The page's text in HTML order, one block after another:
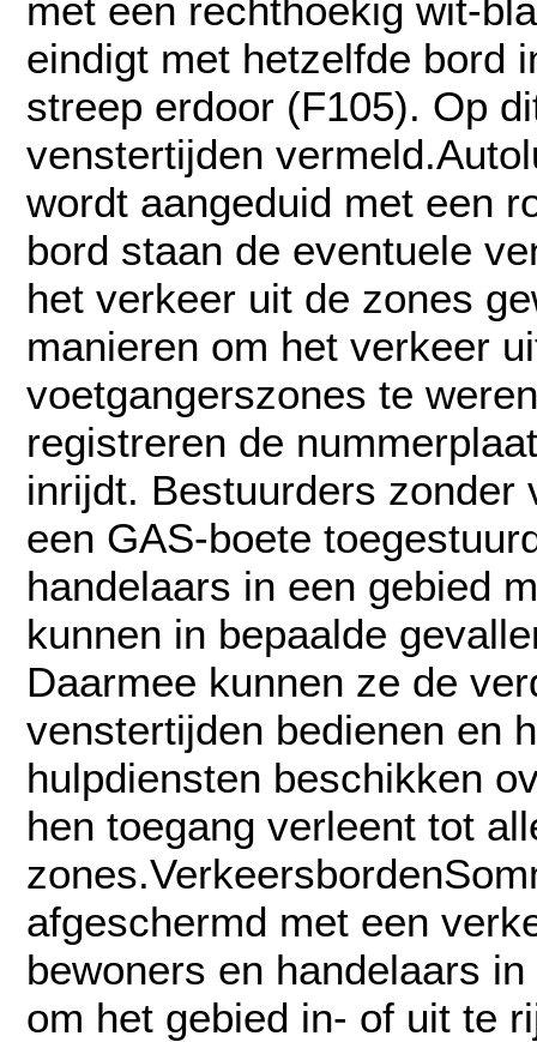
met een rechthoekig wit-
eindigt met hetzelfde bord
streep erdoor (F105). Op
venstertijden
wordt aangeduid met een
bord staan de eventuele
het verkeer uit de zones
manieren om het verkeer
voetgangerszones te
registreren de
inrijdt. Bestuurders zonder
een GAS-boete
handelaars in een gebied
kunnen in bepaalde
Daarmee kunnen ze de
venstertijden bedienen en
hulpdiensten beschikken
hen toegang verleent tot
afgeschermd met een
bewoners en handelaars
om het gebied in- of uit te